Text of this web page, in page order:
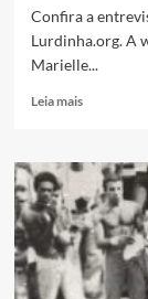
Confira a
Lurdinha.org. A
Marielle...
Leia maisRead
História
na